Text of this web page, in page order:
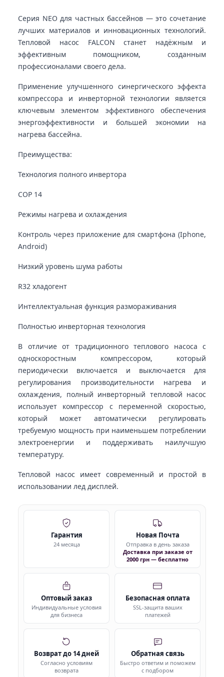
Серия NEO для частных бассейнов — это сочетание
лучших материалов и инновационных технологий.
Тепловой насос FALCON станет надёжным и
эффективным помощником, созданным
профессионалами своего дела.
Применение улучшенного синергического эффекта
компрессора и инверторной технологии является
ключевым элементом эффективного обеспечения
энергоэффективности и большей экономии на
нагрева бассейна.
Преимущества:
Технология полного инвертора
COP 14
Режимы нагрева и охлаждения
Контроль через приложение для смартфона (Iphone,
Android)
Низкий уровень шума работы
R32 хладогент
Интеллектуальная функция размораживания
Полностью инверторная технология
В отличие от традиционного теплового насоса с
односкоростным компрессором, который
периодически включается и выключается для
регулирования производительности нагрева и
охлаждения, полный инверторный тепловой насос
использует компрессор с переменной скоростью,
который может автоматически регулировать
требуемую мощность при наименьшем потреблении
электроенергии и поддерживать наилучшую
температуру.
Тепловой насос имеет современный и простой в
использовании лед дисплей.
Гарантия
24 месяца
Новая Почта
Отправка в день заказа
Доставка при заказе от
2000 грн — бесплатно
Оптовый заказ
Индивидуальные условия
для бизнеса
Безопасная оплата
SSL-защита ваших
платежей
Возврат до 14 дней
Согласно условиям
возврата
Обратная связь
Быстро ответим и поможем
с подбором